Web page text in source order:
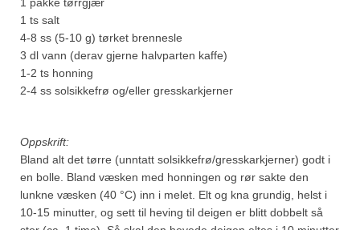
1 ts salt
4-8 ss (5-10 g) tørket brennesle
3 dl vann (derav gjerne halvparten kaffe)
1-2 ts honning
2-4 ss solsikkefrø og/eller gresskarkjerner
Oppskrift:
Bland alt det tørre (unntatt solsikkefrø/gresskarkjerner) godt i
en bolle. Bland væsken med honningen og rør sakte den
lunkne væsken (40 °C) inn i melet. Elt og kna grundig, helst i
10-15 minutter, og sett til heving til deigen er blitt dobbelt så